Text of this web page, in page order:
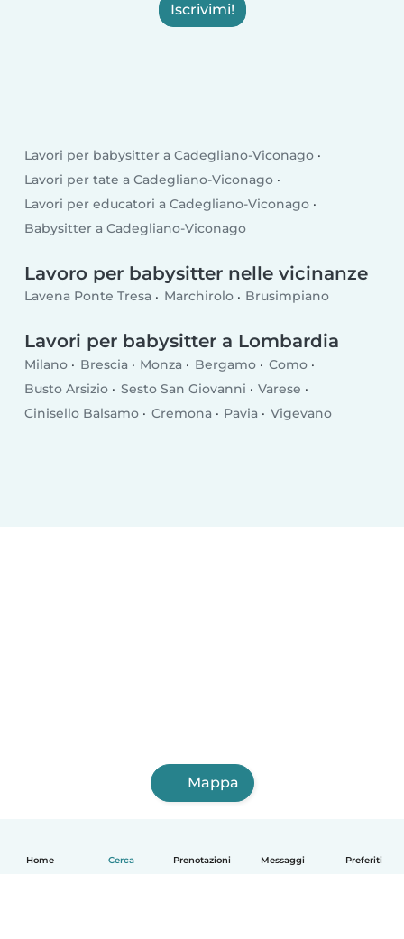
Home Cerca Prenotazioni Messaggi Preferiti
Iscrivimi!
Lavori per babysitter a Cadegliano-Viconago
Lavori per tate a Cadegliano-Viconago
Lavori per educatori a Cadegliano-Viconago
Babysitter a Cadegliano-Viconago
Lavoro per babysitter nelle vicinanze
Lavena Ponte Tresa Marchirolo Brusimpiano
Lavori per babysitter a Lombardia
Milano Brescia Monza Bergamo
Como
Busto Arsizio
Sesto San Giovanni
Varese
Cinisello Balsamo
Cremona Pavia Vigevano
Mappa